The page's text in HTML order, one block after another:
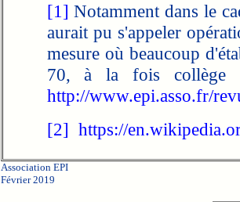
[1] Notamment dans le
aurait pu s'appeler
mesure où beaucoup
70, à la fois collège
http://www.epi.asso.fr/
[2] https://
Association EPI
Février 2019